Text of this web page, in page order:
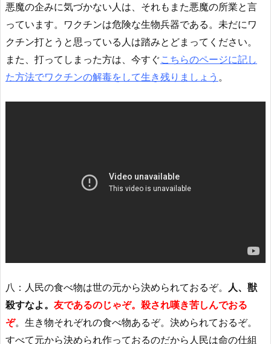
悪魔の企みに気づかない人は、それもまた悪魔の所業と言
っています。ワクチンは危険な生物兵器である。未だにワ
クチン打とうと思っている人は踏みとどまってください。
また、打ってしまった方は、今すぐこちらのページに記し
た方法でワクチンの解毒をして生き残りましょう 。
八：人民の食べ物は世の元から決められておるぞ。 人、獣
殺すなよ。 友であるのじゃぞ。殺され嘆き苦しんでおる
ぞ。生き物それぞれの食べ物あるぞ。決められておるぞ。
すべて元から決められ作っておるのだから人民は命の仕組